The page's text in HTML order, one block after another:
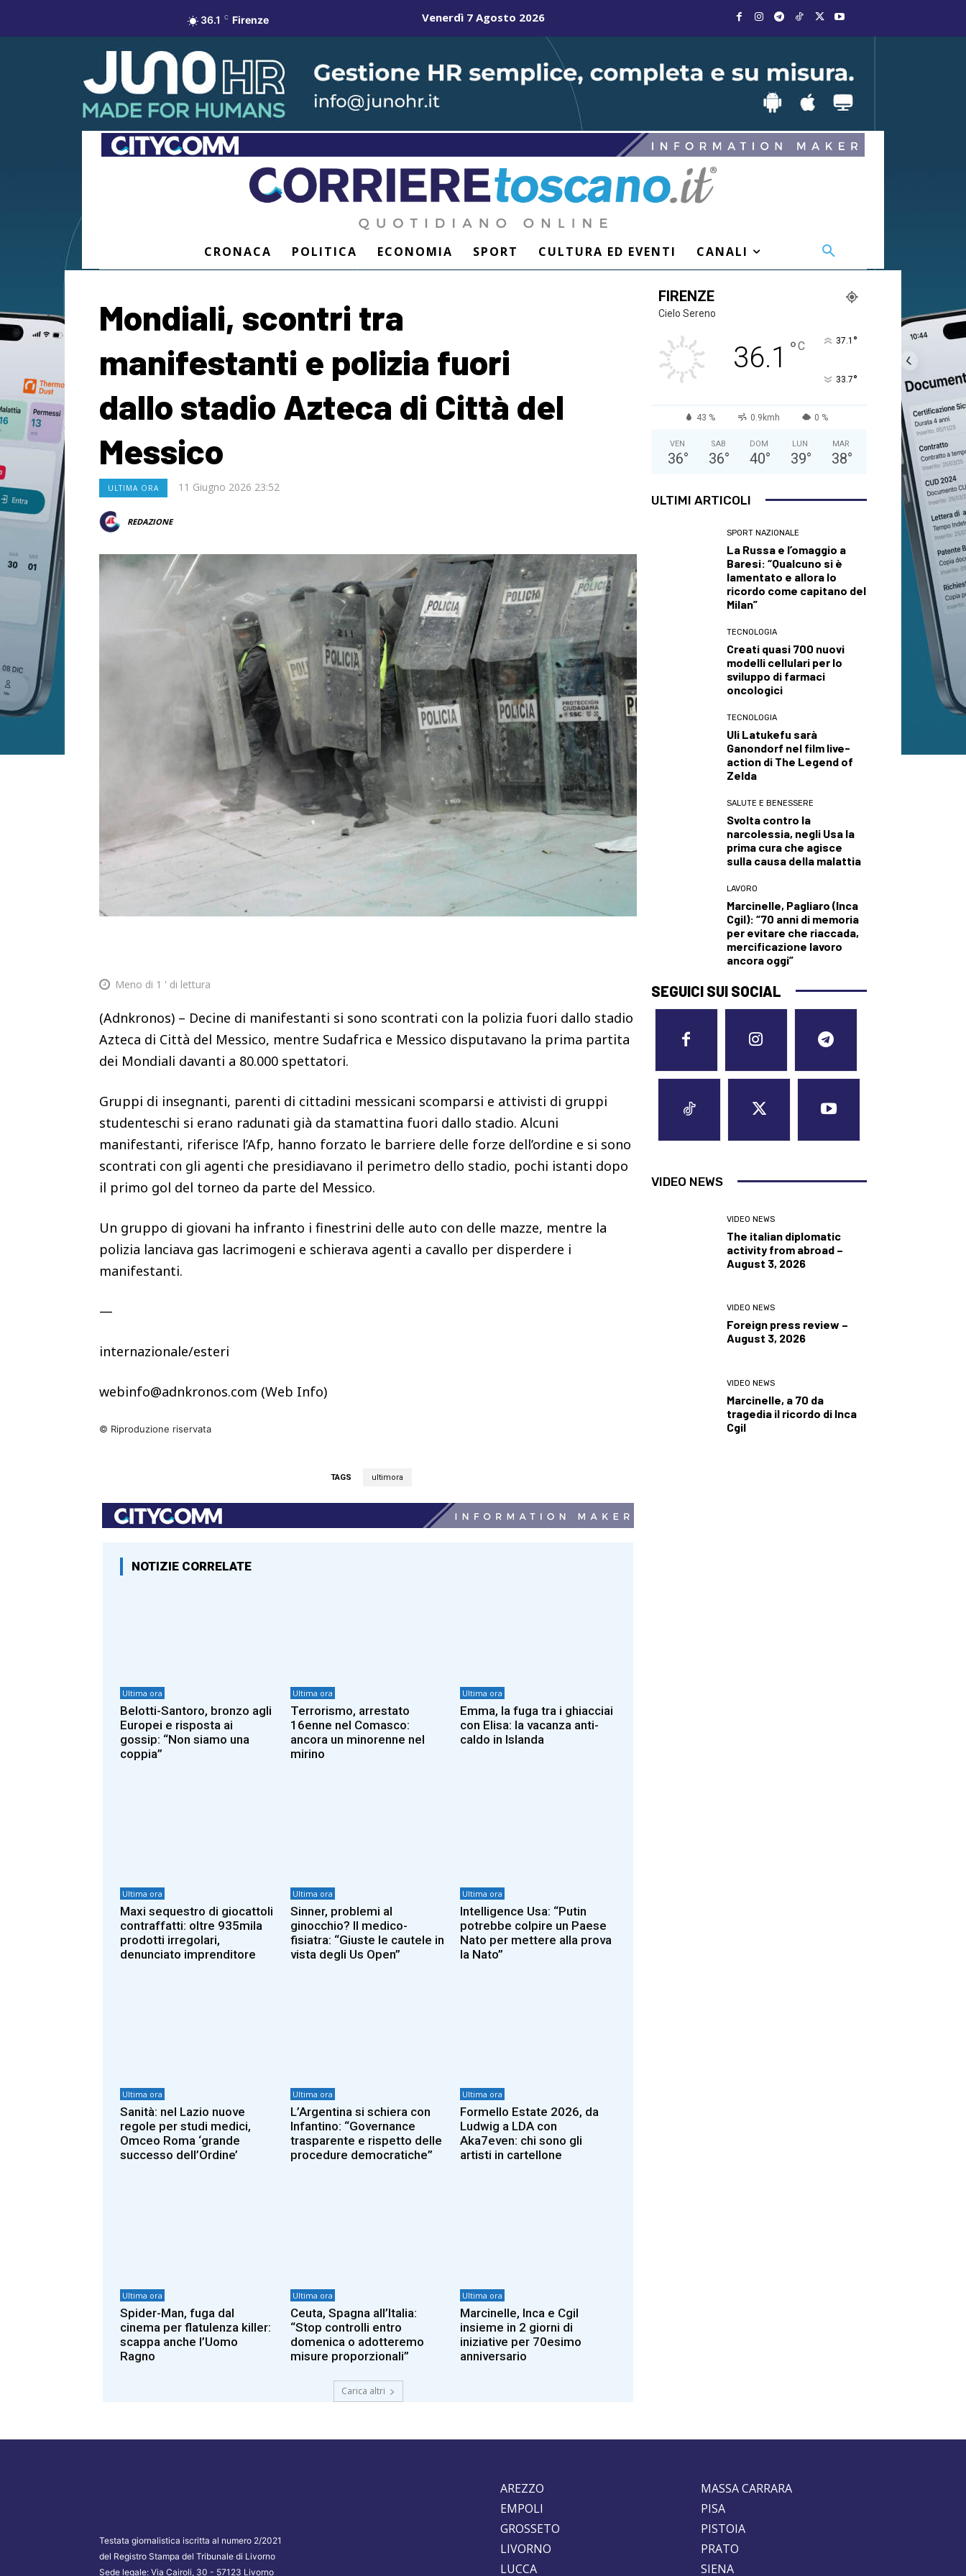
36.1 C Firenze Venerdì 7 Agosto 2026
CRONACA POLITICA ECONOMIA SPORT CULTURA ED EVENTI CANALI
Mondiali, scontri tra
manifestanti e polizia fuori
dallo stadio Azteca di Città del
Messico
ULTIMA ORA 11 Giugno 2026 23:52
REDAZIONE
Meno di 1 ' di lettura
(Adnkronos) – Decine di manifestanti si sono scontrati con la polizia fuori dallo stadio
Azteca di Città del Messico, mentre Sudafrica e Messico disputavano la prima partita
dei Mondiali davanti a 80.000 spettatori.
Gruppi di insegnanti, parenti di cittadini messicani scomparsi e attivisti di gruppi
studenteschi si erano radunati già da stamattina fuori dallo stadio. Alcuni
manifestanti, riferisce l’Afp, hanno forzato le barriere delle forze dell’ordine e si sono
scontrati con gli agenti che presidiavano il perimetro dello stadio, pochi istanti dopo
il primo gol del torneo da parte del Messico.
Un gruppo di giovani ha infranto i finestrini delle auto con delle mazze, mentre la
polizia lanciava gas lacrimogeni e schierava agenti a cavallo per disperdere i
manifestanti.
—
internazionale/esteri
webinfo@adnkronos.com (Web Info)
© Riproduzione riservata
TAGS ultimora
NOTIZIE CORRELATE
Ultima ora
Belotti-Santoro, bronzo agli
Europei e risposta ai
gossip: “Non siamo una
coppia”
Ultima ora
Terrorismo, arrestato
16enne nel Comasco:
ancora un minorenne nel
mirino
Ultima ora
Emma, la fuga tra i ghiacciai
con Elisa: la vacanza anti-
caldo in Islanda
Ultima ora
Maxi sequestro di giocattoli
contraffatti: oltre 935mila
prodotti irregolari,
denunciato imprenditore
Ultima ora
Sinner, problemi al
ginocchio? Il medico-
fisiatra: “Giuste le cautele in
vista degli Us Open”
Ultima ora
Intelligence Usa: “Putin
potrebbe colpire un Paese
Nato per mettere alla prova
la Nato”
Ultima ora
Sanità: nel Lazio nuove
regole per studi medici,
Omceo Roma ‘grande
successo dell’Ordine’
Ultima ora
L’Argentina si schiera con
Infantino: “Governance
trasparente e rispetto delle
procedure democratiche”
Ultima ora
Formello Estate 2026, da
Ludwig a LDA con
Aka7even: chi sono gli
artisti in cartellone
Ultima ora
Spider-Man, fuga dal
cinema per flatulenza killer:
scappa anche l’Uomo
Ragno
Ultima ora
Ceuta, Spagna all’Italia:
“Stop controlli entro
domenica o adotteremo
misure proporzionali”
Ultima ora
Marcinelle, Inca e Cgil
insieme in 2 giorni di
iniziative per 70esimo
anniversario
Carica altri
FIRENZE
Cielo Sereno
36.1 °C 37.1 °
33.7°
43 % 0.9kmh 0 %
VEN
36°
SAB
36°
DOM
40°
LUN
39°
MAR
38°
ULTIMI ARTICOLI
SPORT NAZIONALE
La Russa e l’omaggio a
Baresi: “Qualcuno si è
lamentato e allora lo
ricordo come capitano del
Milan”
TECNOLOGIA
Creati quasi 700 nuovi
modelli cellulari per lo
sviluppo di farmaci
oncologici
TECNOLOGIA
Uli Latukefu sarà
Ganondorf nel film live-
action di The Legend of
Zelda
SALUTE E BENESSERE
Svolta contro la
narcolessia, negli Usa la
prima cura che agisce
sulla causa della malattia
LAVORO
Marcinelle, Pagliaro (Inca
Cgil): “70 anni di memoria
per evitare che riaccada,
mercificazione lavoro
ancora oggi”
SEGUICI SUI SOCIAL
VIDEO NEWS
VIDEO NEWS
The italian diplomatic
activity from abroad –
August 3, 2026
VIDEO NEWS
Foreign press review –
August 3, 2026
VIDEO NEWS
Marcinelle, a 70 da
tragedia il ricordo di Inca
Cgil
Testata giornalistica iscritta al numero 2/2021
del Registro Stampa del Tribunale di Livorno
Sede legale: Via Cairoli, 30 - 57123 Livorno
AREZZO
EMPOLI
GROSSETO
LIVORNO
LUCCA
MASSA CARRARA
PISA
PISTOIA
PRATO
SIENA